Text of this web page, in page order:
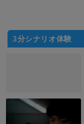
3分シナリオ体験